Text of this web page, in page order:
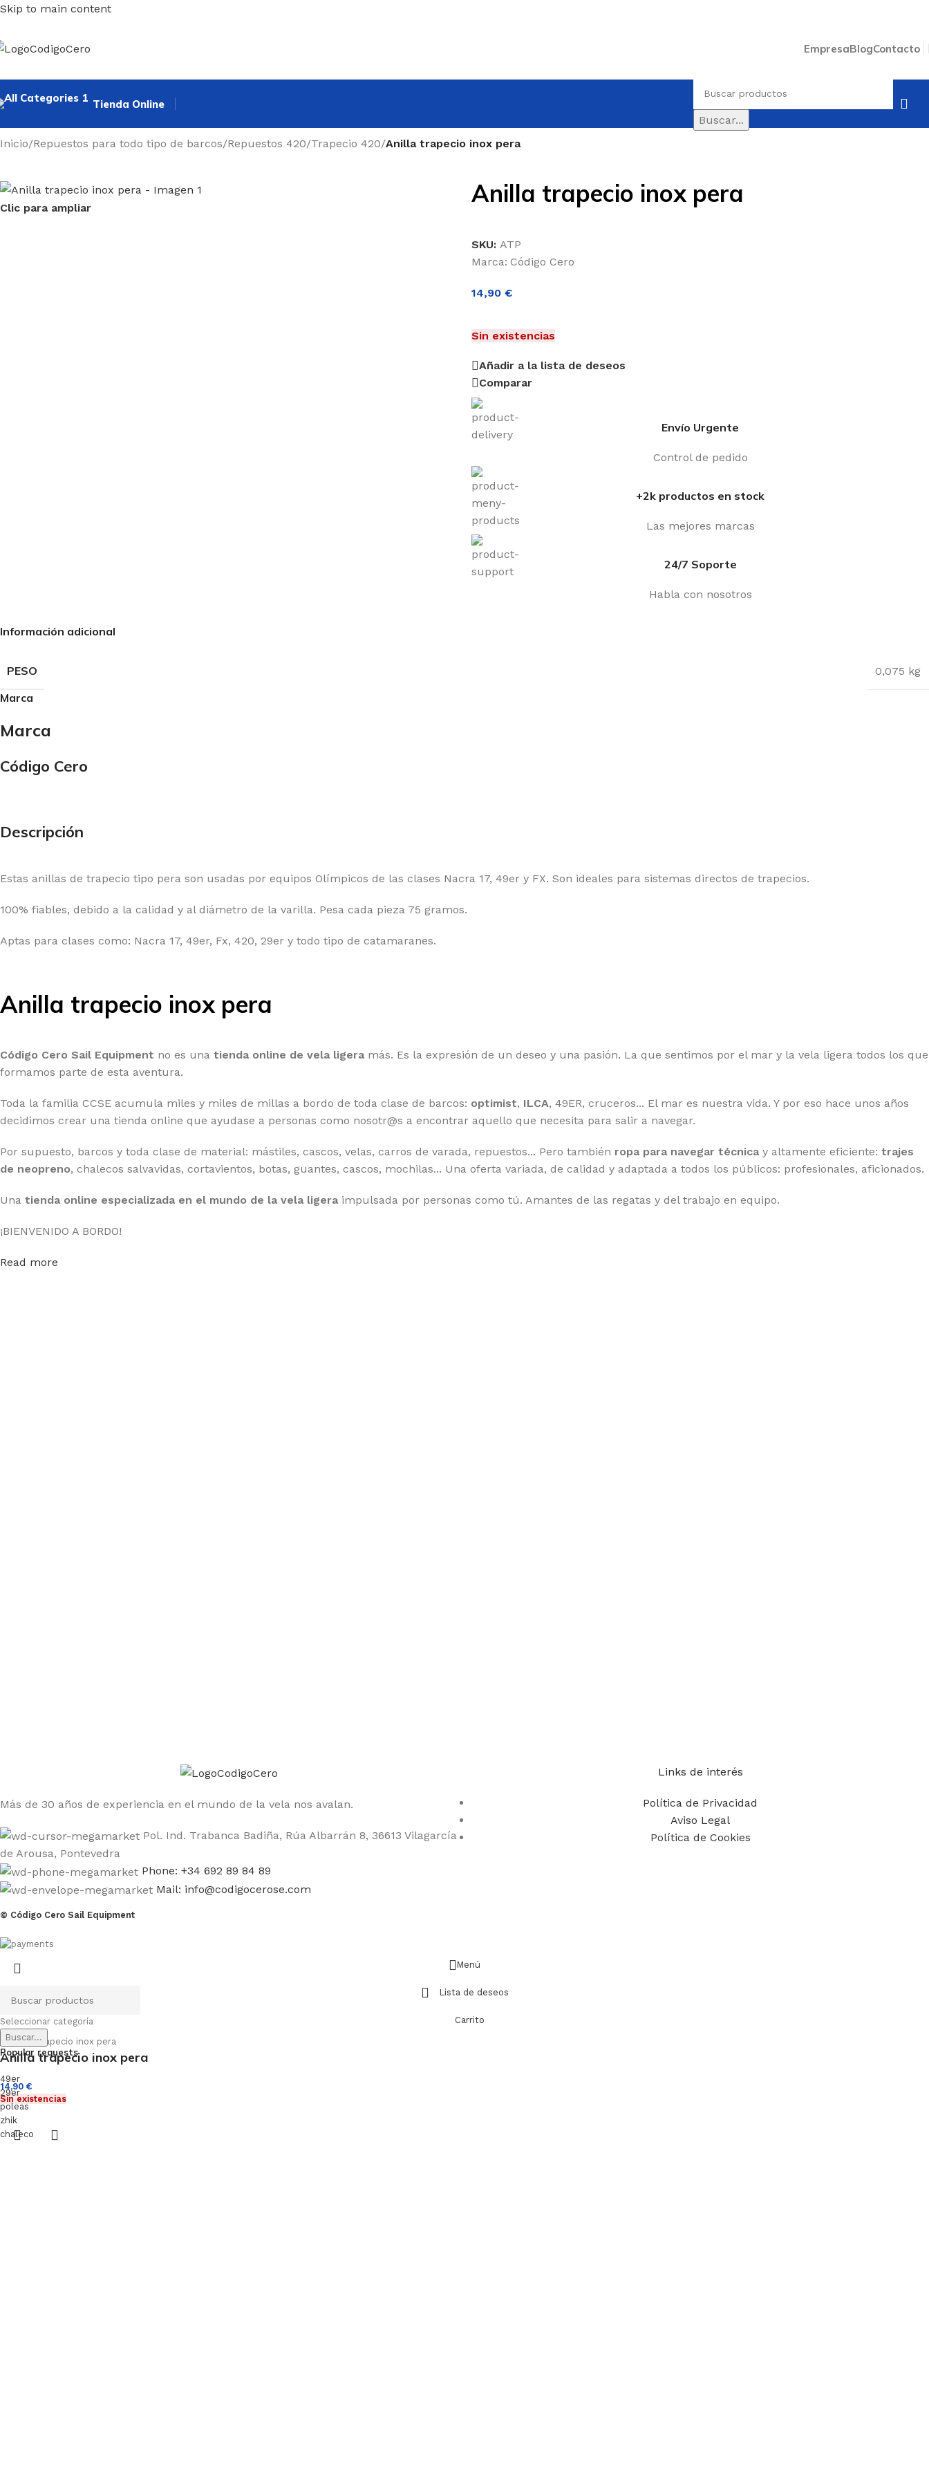
Skip to main content
EmpresaBlogContacto
Tienda Online
Buscar...
Inicio/Repuestos para todo tipo de barcos/Repuestos 420/Trapecio 420/Anilla trapecio inox pera
Clic para ampliar Anilla trapecio inox pera
SKU: ATP
Marca: Código Cero
14,90 €
Sin existencias
Añadir a la lista de deseos
Comparar
Envío Urgente
Control de pedido
+2k productos en stock
Las mejores marcas
24/7 Soporte
Habla con nosotros
Información adicional
PESO 0,075 kg
Marca
Marca
Código Cero
Descripción
Estas anillas de trapecio tipo pera son usadas por equipos Olímpicos de las clases Nacra 17, 49er y FX. Son ideales para sistemas directos de trapecios.
100% fiables, debido a la calidad y al diámetro de la varilla. Pesa cada pieza 75 gramos.
Aptas para clases como: Nacra 17, 49er, Fx, 420, 29er y todo tipo de catamaranes.
Anilla trapecio inox pera
Código Cero Sail Equipment no es una tienda online de vela ligera más. Es la expresión de un deseo y una pasión. La que sentimos por el mar y la vela ligera todos los que
formamos parte de esta aventura.
Toda la familia CCSE acumula miles y miles de millas a bordo de toda clase de barcos: optimist, ILCA, 49ER, cruceros... El mar es nuestra vida. Y por eso hace unos años
decidimos crear una tienda online que ayudase a personas como nosotr@s a encontrar aquello que necesita para salir a navegar.
Por supuesto, barcos y toda clase de material: mástiles, cascos, velas, carros de varada, repuestos... Pero también ropa para navegar técnica y altamente eficiente: trajes
de neopreno, chalecos salvavidas, cortavientos, botas, guantes, cascos, mochilas... Una oferta variada, de calidad y adaptada a todos los públicos: profesionales, aficionados.
Una tienda online especializada en el mundo de la vela ligera impulsada por personas como tú. Amantes de las regatas y del trabajo en equipo.
¡BIENVENIDO A BORDO!
Read more
Más de 30 años de experiencia en el mundo de la vela nos avalan.
Pol. Ind. Trabanca Badiña, Rúa Albarrán 8, 36613 Vilagarcía
de Arousa, Pontevedra
Phone: +34 692 89 84 89
Mail: info@codigocerose.com
Links de interés
Política de Privacidad
Aviso Legal
Política de Cookies
© Código Cero Sail Equipment
Seleccionar categoría
Buscar...
Popular requests
49er
29er
poleas
zhik
chaleco
Menú
Lista de deseos
Carrito
Anilla trapecio inox pera
14,90 €
Sin existencias